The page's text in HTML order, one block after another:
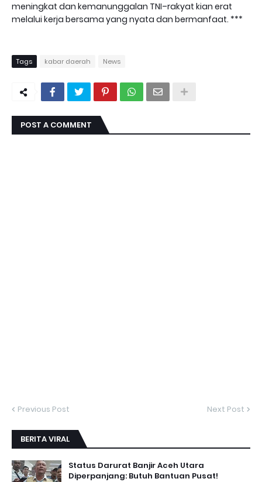
meningkat dan kemanunggalan TNI–rakyat kian erat
melalui kerja bersama yang nyata dan bermanfaat. ***
Tags kabar daerah News
POST A COMMENT
Previous Post Next Post
BERITA VIRAL
Status Darurat Banjir Aceh Utara
Diperpanjang: Butuh Bantuan Pusat!